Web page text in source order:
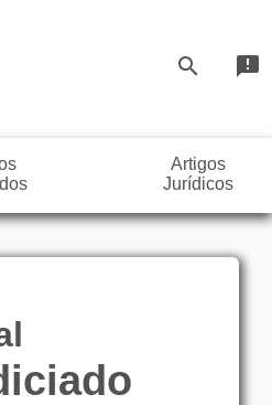
search announcement
Artigos
Jurídicos